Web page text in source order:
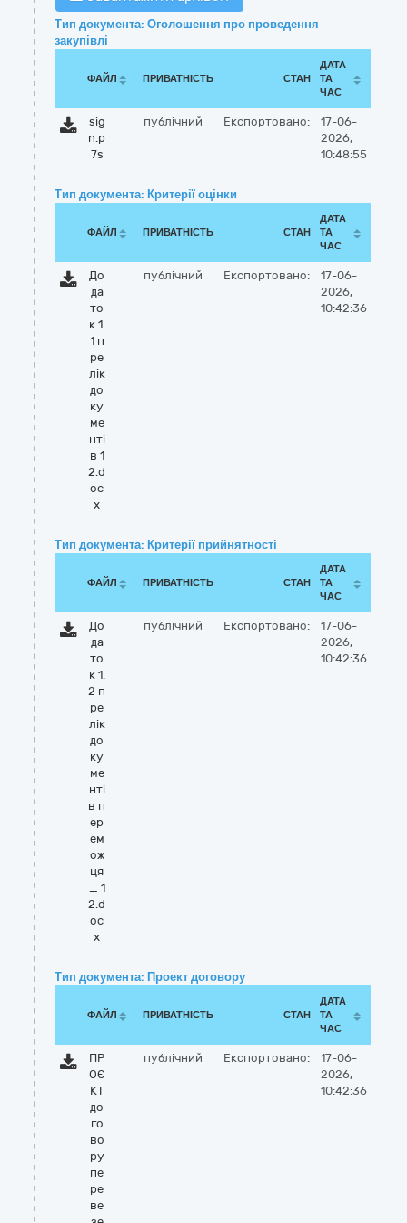
Тип документа: Оголошення про проведення
закупівлі
ФАЙЛ ПРИВАТНІСТЬ СТАН
ДАТА
ТА
ЧАС
sig
n.p
7s
публічний Експортовано:
17-06-
2026,
10:48:55
Тип документа: Критерії оцінки
ФАЙЛ ПРИВАТНІСТЬ СТАН
ДАТА
ТА
ЧАС
До
да
то
к 1.
1 п
ре
лік
до
ку
ме
нті
в 1
2.d
oc
x
публічний Експортовано:
17-06-
2026,
10:42:36
Тип документа: Критерії прийнятності
ФАЙЛ ПРИВАТНІСТЬ СТАН
ДАТА
ТА
ЧАС
До
да
то
к 1.
2 п
ре
лік
до
ку
ме
нті
в п
ер
ем
ож
ця
_ 1
2.d
oc
x
публічний Експортовано:
17-06-
2026,
10:42:36
Тип документа: Проект договору
ФАЙЛ ПРИВАТНІСТЬ СТАН
ДАТА
ТА
ЧАС
ПР
ОЄ
КТ
до
го
во
ру
пе
ре
ве
публічний Експортовано:
17-06-
2026,
10:42:36